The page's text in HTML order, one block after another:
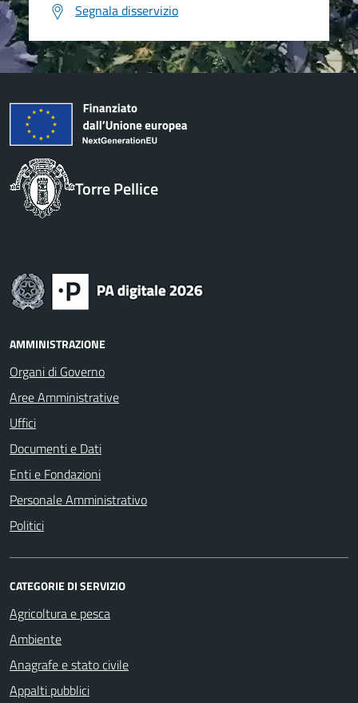
Segnala disservizio
Torre Pellice
AMMINISTRAZIONE
Organi di Governo
Aree Amministrative
Uffici
Documenti e Dati
Enti e Fondazioni
Personale Amministrativo
Politici
CATEGORIE DI SERVIZIO
Agricoltura e pesca
Ambiente
Anagrafe e stato civile
Appalti pubblici